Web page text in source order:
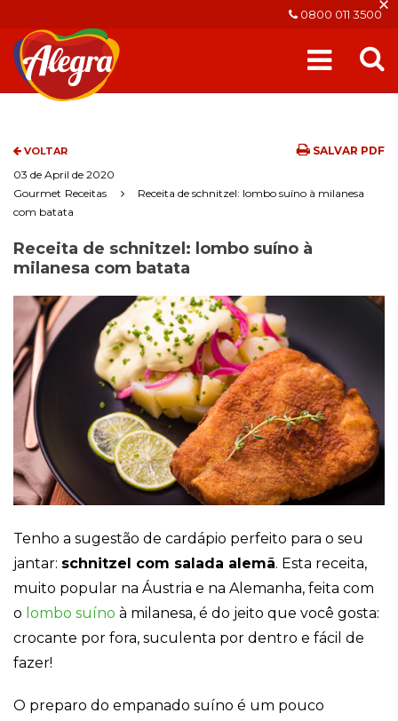
0800 011 3500
VOLTAR
SALVAR PDF
03 de April de 2020
Gourmet Receitas
Receita de schnitzel: lombo suíno à milanesa
com batata
Receita de schnitzel: lombo suíno à
milanesa com batata
Tenho a sugestão de cardápio perfeito para o seu
jantar: schnitzel com salada alemã. Esta receita,
muito popular na Áustria e na Alemanha, feita com
o lombo suíno à milanesa, é do jeito que você gosta:
crocante por fora, suculenta por dentro e fácil de
fazer!
O preparo do empanado suíno é um pouco
Cookies
Necessários
Estes cookies
opcionais. Eles
são necessários
para o
funcionamento
do site.
Para que